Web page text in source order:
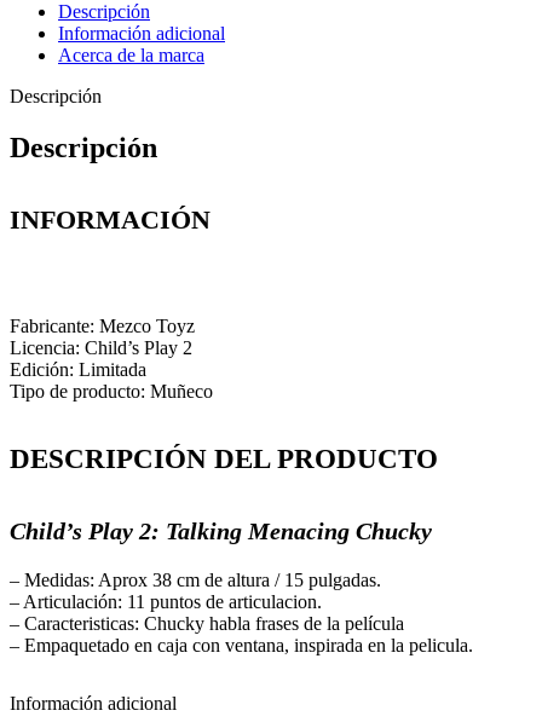
Descripción
Información adicional
Acerca de la marca
Descripción
Descripción
INFORMACIÓN
Fabricante: Mezco Toyz
Licencia: Child’s Play 2
Edición: Limitada
Tipo de producto: Muñeco
DESCRIPCIÓN DEL PRODUCTO
Child’s Play 2: Talking Menacing Chucky
– Medidas: Aprox 38 cm de altura / 15 pulgadas.
– Articulación: 11 puntos de articulacion.
– Caracteristicas: Chucky habla frases de la película
– Empaquetado en caja con ventana, inspirada en la pelicula.
Información adicional